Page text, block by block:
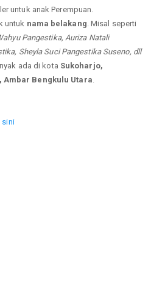
untuk anak Perempuan.
untuk nama belakang . Misal seperti
Pangestika, Auriza Natali
Sheyla Suci Pangestika Suseno, dll
ada di kota Sukoharjo,
Ambar Bengkulu Utara
sini